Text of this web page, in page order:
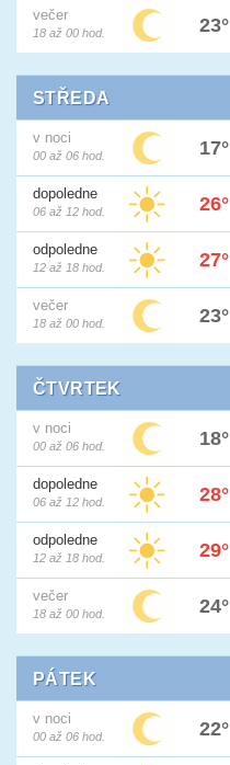
večer
18 až 00 hod. 23°
STŘEDA
v noci
00 až 06 hod. 17°
dopoledne
06 až 12 hod. 26°
odpoledne
12 až 18 hod. 27°
večer
18 až 00 hod. 23°
ČTVRTEK
v noci
00 až 06 hod. 18°
dopoledne
06 až 12 hod. 28°
odpoledne
12 až 18 hod. 29°
večer
18 až 00 hod. 24°
PÁTEK
v noci
00 až 06 hod. 22°